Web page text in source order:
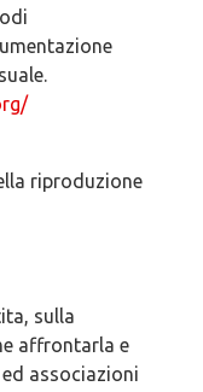
riproduzione
sulla
affrontarla e
associazioni